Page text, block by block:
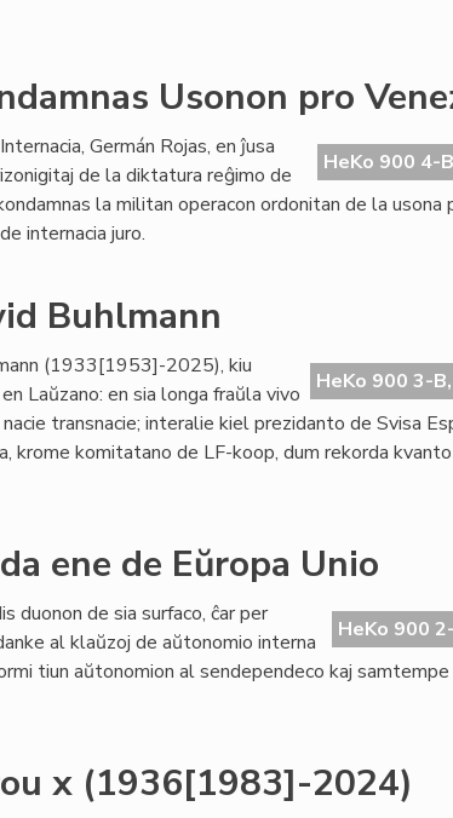
Usonon pro
HeKo 900 4-
Germán Rojas, en ĵusa
de la diktatura reĝimo de
la militan operacon ordonitan de la usona
internacia juro.
Buhlmann
HeKo 900 3-
(1933[1953]-2025), kiu
Laŭzano: en sia longa fraŭla vivo
transnacie; interalie kiel prezidanto de Svisa
krome komitatano de LF-koop, dum rekorda
ene de Eŭropa Unio
HeKo 900
duonon de sia surfaco, ĉar per
al klaŭzoj de aŭtonomio interna
tiun aŭtonomion al sendependeco kaj
x (1936[1983]-2024)